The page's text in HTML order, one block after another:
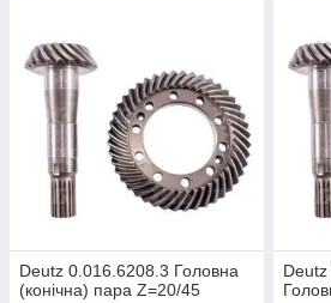
Deutz 0.016.6208.3 Головна
(конічна) пара Z=20/45